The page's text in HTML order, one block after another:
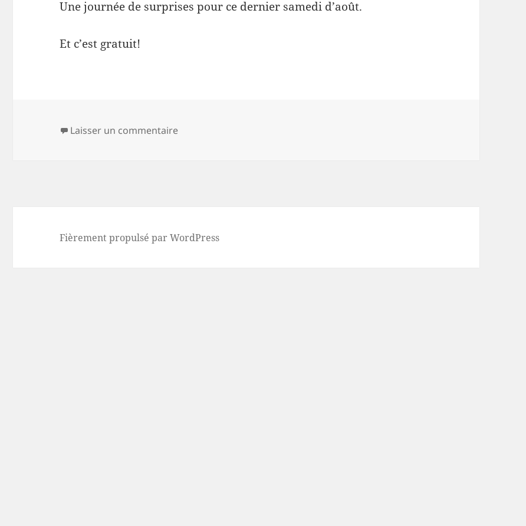
Une journée de surprises pour ce dernier samedi d’août.
Et c’est gratuit!
Laisser un commentairesur L’inopiné festival
Fièrement propulsé par WordPress